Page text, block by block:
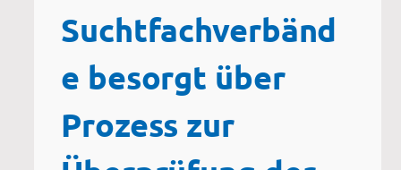
Suchtfachverbänd
e besorgt über
Prozess zur